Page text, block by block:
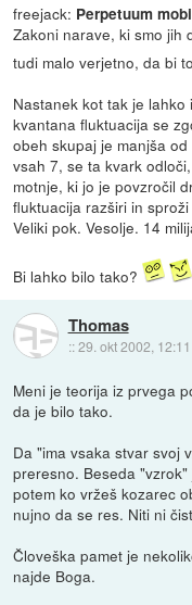
freejack: Perpetuum
Zakoni narave, ki smo jih
tudi malo verjetno, da bi
Nastanek kot tak je
kvantana fluktuacija se
obeh skupaj je manjša
vsah 7, se ta kvark
motnje, ki jo je povzročil
fluktuacija razširi in
Veliki pok. Vesolje. 14
Bi lahko bilo tako?
Thomas
::29. okt 2002, 12:11
Meni je teorija iz prvega
da je bilo tako.
Da "ima vsaka stvar svoj
preresno. Beseda
potem ko vržeš kozarec
nujno da se res. Niti ni
Človeška pamet je
najde Boga.